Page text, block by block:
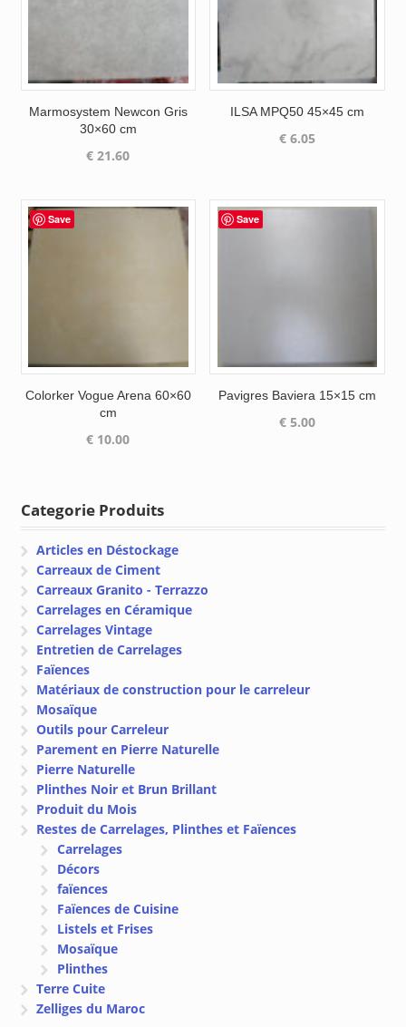
Marmosystem Newcon Gris
30×60 cm
€ 21.60
ILSA MPQ50 45×45 cm
€6.05
Save
Colorker Vogue Arena 60×60
cm
€ 10.00
Save
Pavigres Baviera 15×15 cm
€5.00
Categorie Produits
Articles en Déstockage
Carreaux de Ciment
Carreaux Granito - Terrazzo
Carrelages en Céramique
Carrelages Vintage
Entretien de Carrelages
Faïences
Matériaux de construction pour le carreleur
Mosaïque
Outils pour Carreleur
Parement en Pierre Naturelle
Pierre Naturelle
Plinthes Noir et Brun Brillant
Produit du Mois
Restes de Carrelages, Plinthes et Faïences
Carrelages
Décors
faïences
Faïences de Cuisine
Listels et Frises
Mosaïque
Plinthes
Terre Cuite
Zelliges du Maroc